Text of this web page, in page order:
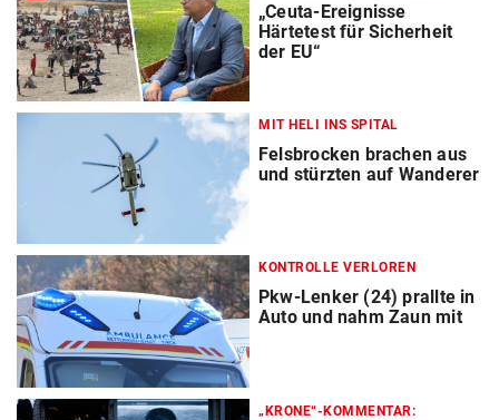
„Ceuta-Ereignisse
Härtetest für Sicherheit
der EU“
MIT HELI INS SPITAL
Felsbrocken brachen aus
und stürzten auf Wanderer
KONTROLLE VERLOREN
Pkw-Lenker (24) prallte in
Auto und nahm Zaun mit
„KRONE“-KOMMENTAR: